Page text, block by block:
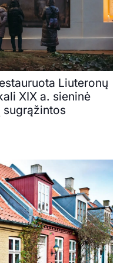
Liuteronų
XIX a. sieninė
sugrąžintos